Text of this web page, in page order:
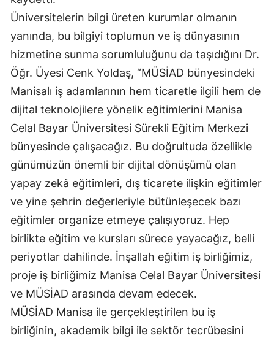
Üniversitelerin bilgi üreten kurumlar olmanın
yanında, bu bilgiyi toplumun ve iş dünyasının
hizmetine sunma sorumluluğunu da taşıdığını Dr.
Öğr. Üyesi Cenk Yoldaş, “MÜSİAD bünyesindeki
Manisalı iş adamlarının hem ticaretle ilgili hem de
dijital teknolojilere yönelik eğitimlerini Manisa
Celal Bayar Üniversitesi Sürekli Eğitim Merkezi
bünyesinde çalışacağız. Bu doğrultuda özellikle
günümüzün önemli bir dijital dönüşümü olan
yapay zekâ eğitimleri, dış ticarete ilişkin eğitimler
ve yine şehrin değerleriyle bütünleşecek bazı
eğitimler organize etmeye çalışıyoruz. Hep
birlikte eğitim ve kursları sürece yayacağız, belli
periyotlar dahilinde. İnşallah eğitim iş birliğimiz,
proje iş birliğimiz Manisa Celal Bayar Üniversitesi
ve MÜSİAD arasında devam edecek.
MÜSİAD Manisa ile gerçekleştirilen bu iş
birliğinin, akademik bilgi ile sektör tecrübesini